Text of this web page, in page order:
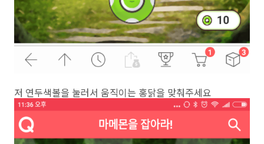
저 연두색볼을 눌러서 움직이는 홍닭을 맞춰주세요